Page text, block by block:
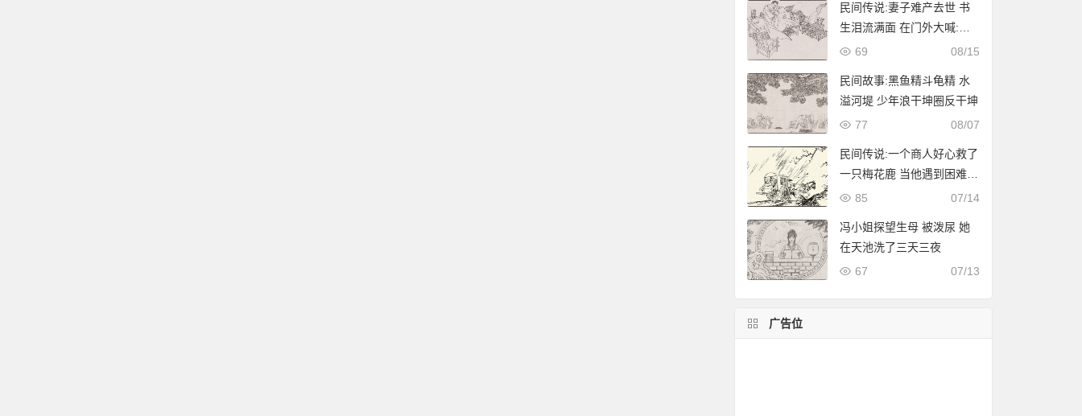
民间传说:妻子难产去世 书
生泪流满面 在门外大喊:开
门救人要紧
08/15
69
民间故事:黑鱼精斗龟精 水
溢河堤 少年浪干坤圈反干坤
08/07
77
民间传说:一个商人好心救了
一只梅花鹿 当他遇到困难时
影子把他带进了山洞
07/14
85
冯小姐探望生母 被泼尿 她
在天池洗了三天三夜
07/13
67
广告位